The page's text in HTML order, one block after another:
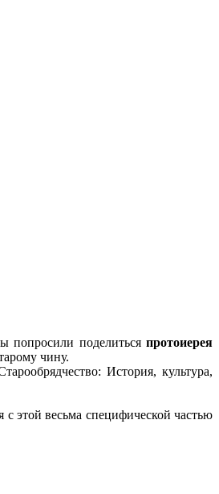
попросили поделиться протоиерея
чину.
История, культура,
с этой весьма специфической частью